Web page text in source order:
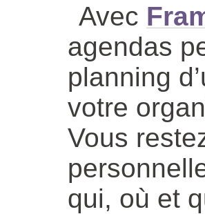
Avec
agendas
planning
votre
Vous
qui, où et